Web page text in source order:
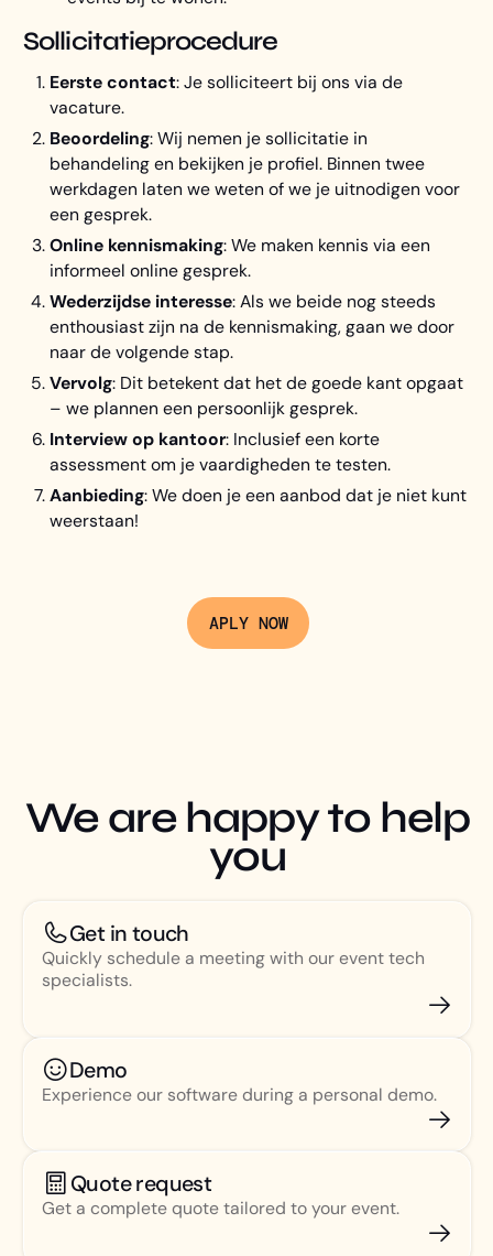
Sollicitatieprocedure
Eerste contact: Je solliciteert bij ons via de
vacature.
Beoordeling: Wij nemen je sollicitatie in
behandeling en bekijken je profiel. Binnen twee
werkdagen laten we weten of we je uitnodigen voor
een gesprek.
Online kennismaking: We maken kennis via een
informeel online gesprek.
Wederzijdse interesse: Als we beide nog steeds
enthousiast zijn na de kennismaking, gaan we door
naar de volgende stap.
Vervolg: Dit betekent dat het de goede kant opgaat
– we plannen een persoonlijk gesprek.
Interview op kantoor: Inclusief een korte
assessment om je vaardigheden te testen.
Aanbieding: We doen je een aanbod dat je niet kunt
weerstaan!
APLY NOW
We are happy to help
you
Get in touch
Quickly schedule a meeting with our event tech
specialists.
Demo
Experience our software during a personal demo.
Quote request
Get a complete quote tailored to your event.